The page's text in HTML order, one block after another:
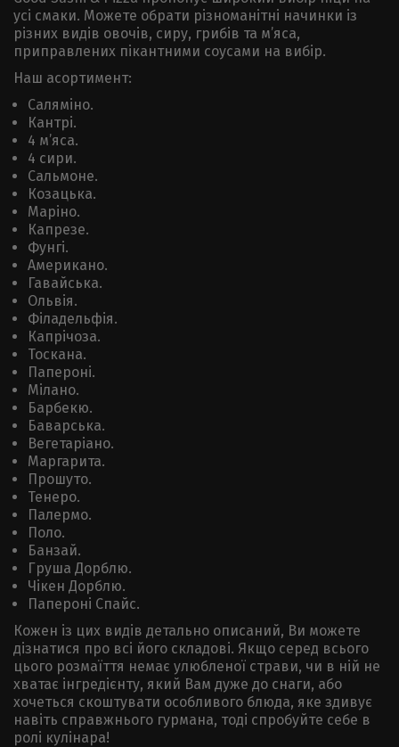
усі смаки. Можете обрати різноманітні начинки із
різних видів овочів, сиру, грибів та м’яса,
приправлених пікантними соусами на вибір.
Наш асортимент:
Саляміно.
Кантрі.
4 м’яса.
4 сири.
Сальмоне.
Козацька.
Маріно.
Капрезе.
Фунгі.
Американо.
Гавайська.
Ольвія.
Філадельфія.
Капрічоза.
Тоскана.
Папероні.
Мілано.
Барбекю.
Баварська.
Вегетаріано.
Маргарита.
Прошуто.
Тенеро.
Палермо.
Поло.
Банзай.
Груша Дорблю.
Чікен Дорблю.
Папероні Спайс.
Кожен із цих видів детально описаний, Ви можете
дізнатися про всі його складові. Якщо серед всього
цього розмаїття немає улюбленої страви, чи в ній не
хватає інгредієнту, який Вам дуже до снаги, або
хочеться скоштувати особливого блюда, яке здивує
навіть справжнього гурмана, тоді спробуйте себе в
ролі кулінара!